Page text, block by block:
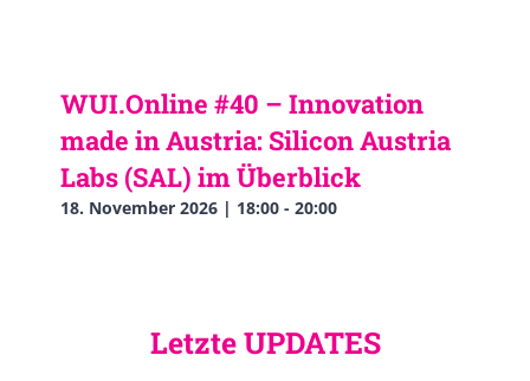
WUI.Online #40 – Innovation
made in Austria: Silicon Austria
Labs (SAL) im Überblick
18. November 2026 | 18:00 - 20:00
Letzte UPDATES